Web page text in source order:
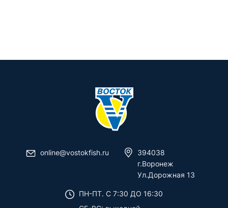
online@vostokfish.ru
394038
г.Воронеж
Ул.Дорожная 13
ПН-ПТ. C 7:30 ДО 16:30